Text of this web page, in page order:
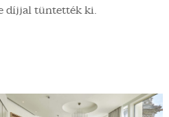
díjjal tüntették ki.